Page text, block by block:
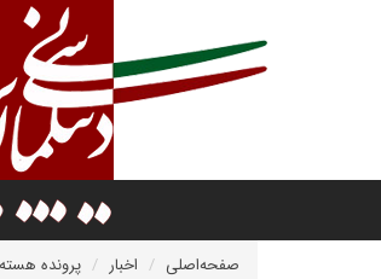
صفحه‌اصلی اخبار پرونده